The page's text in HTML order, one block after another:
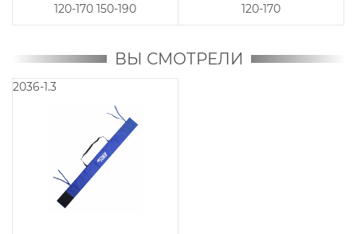
120-170 150-190 120-170
ВЫ СМОТРЕЛИ
2036-1.3